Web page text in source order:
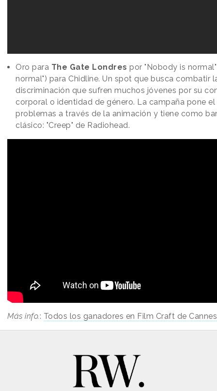
Oro para The Gate Londres por "Nobody is
normal") para Chidline. Un spot que busca combatir
discriminación que sufren muchos jóvenes por su
corporal o identidad de género. La campaña pone
problemas a través de la animación y tiene como
clásico: "Creep" de Radiohead.
Más info.: Todos los ganadores en Film Craft de